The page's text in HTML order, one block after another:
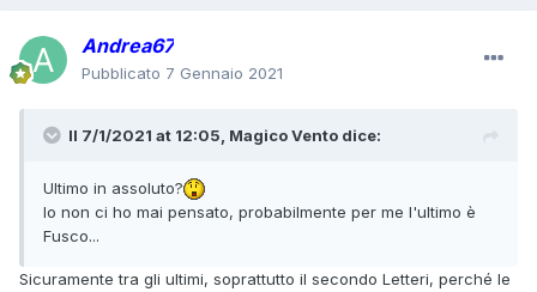
Andrea67
Pubblicato 7 Gennaio 2021
Il 7/1/2021 at 12:05, Magico Vento dice:
Ultimo in assoluto?
Io non ci ho mai pensato, probabilmente per me l'ultimo è
Fusco...
Sicuramente tra gli ultimi, soprattutto il secondo Letteri, perché le